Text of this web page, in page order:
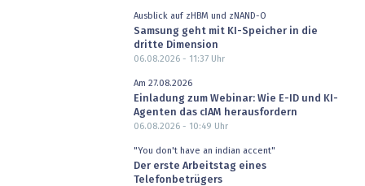
Ausblick auf zHBM und zNAND-O
Samsung geht mit KI-Speicher in die
dritte Dimension
06.08.2026 - 11:37Uhr
Am 27.08.2026
Einladung zum Webinar: Wie E-ID und KI-
Agenten das cIAM herausfordern
06.08.2026 - 10:49 Uhr
"You don't have an indian accent"
Der erste Arbeitstag eines
Telefonbetrügers